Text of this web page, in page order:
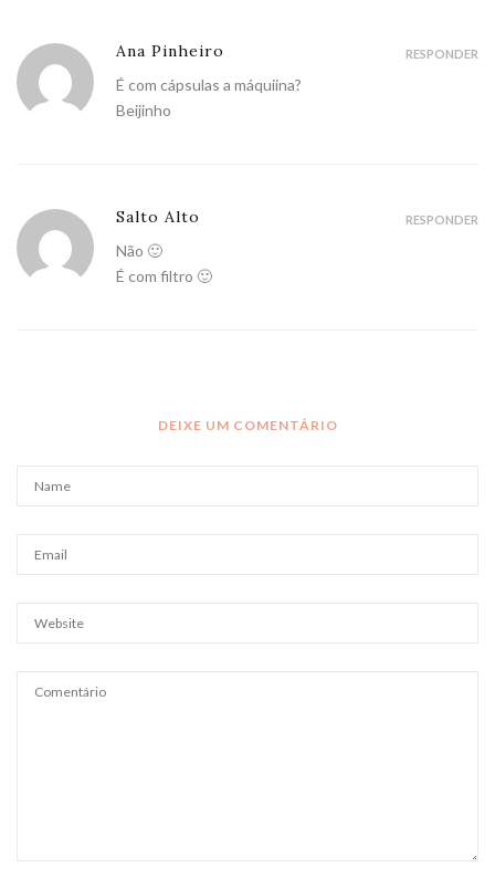
Ana Pinheiro
É com cápsulas a máquiina?
Beijinho
RESPONDER
Salto Alto
Não 🙂
É com filtro 🙂
RESPONDER
DEIXE UM COMENTÁRIO